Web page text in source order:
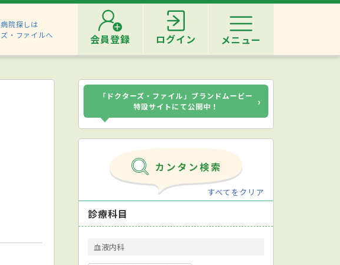
院探しは
・ファイルへ
会員登録 ログイン メニュー
「ドクターズ・ファイル」ブランドムービー
特設サイトにて公開中！
›
すべてをクリア
診療科目
血液内科